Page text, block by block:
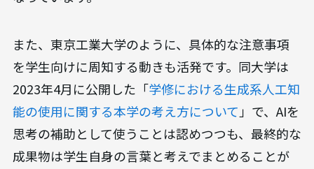
また、東京工業大学のように、具体的な注意事項
を学生向けに周知する動きも活発です。同大学は
2023年4月に公開した「学修における生成系人工知
能の使用に関する本学の考え方について 」で、AIを
思考の補助として使うことは認めつつも、最終的な
成果物は学生自身の言葉と考えでまとめることが